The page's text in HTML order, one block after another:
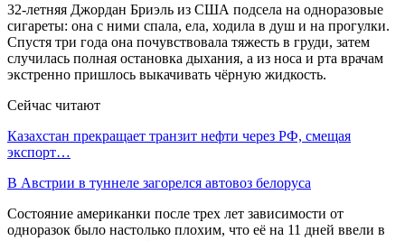
32-летняя Джордан Бриэль из США подсела на одноразовые
сигареты: она с ними спала, ела, ходила в душ и на прогулки.
Спустя три года она почувствовала тяжесть в груди, затем
случилась полная остановка дыхания, а из носа и рта врачам
экстренно пришлось выкачивать чёрную жидкость.
Сейчас читают
Казахстан прекращает транзит нефти через РФ, смещая
экспорт…
В Австрии в туннеле загорелся автовоз белоруса
Состояние американки после трех лет зависимости от
одноразок было настолько плохим, что её на 11 дней ввели в